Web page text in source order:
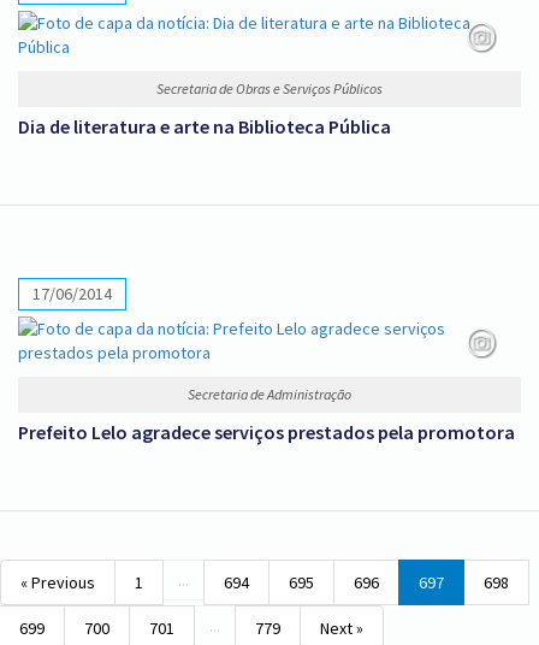
Secretaria de Obras e Serviços Públicos
Dia de literatura e arte na Biblioteca Pública
17/06/2014
Secretaria de Administração
Prefeito Lelo agradece serviços prestados pela promotora
« Previous 1 ... 694 695 696 697 698
699 700 701 ... 779 Next »